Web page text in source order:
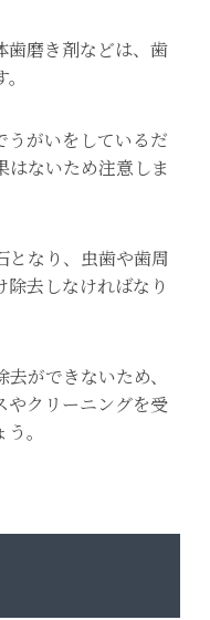
歯磨き剤などは、歯
うがいをしているだ
はないため注意しま
となり、虫歯や歯周
去しなければなり
ができないため、
やクリーニングを受
。